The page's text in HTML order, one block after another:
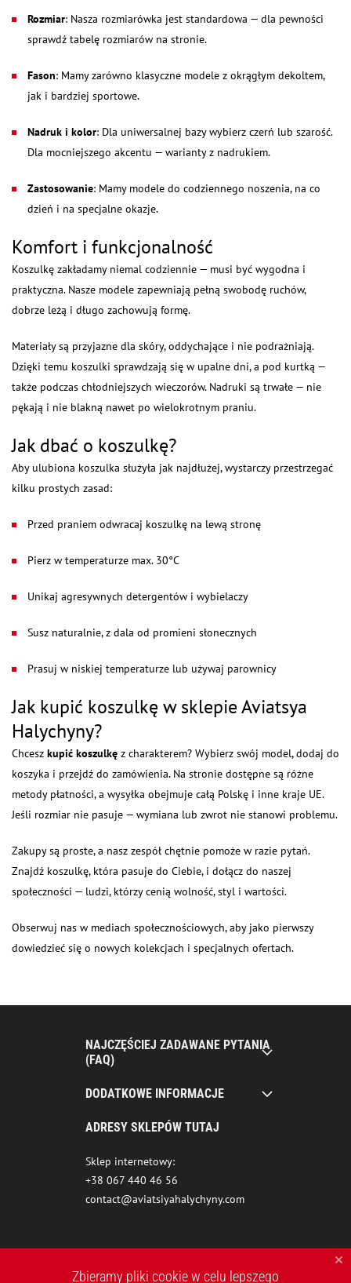
Rozmiar: Nasza rozmiarówka jest standardowa — dla pewności
sprawdź tabelę rozmiarów na stronie.
Fason: Mamy zarówno klasyczne modele z okrągłym dekoltem,
jak i bardziej sportowe.
Nadruk i kolor: Dla uniwersalnej bazy wybierz czerń lub szarość.
Dla mocniejszego akcentu — warianty z nadrukiem.
Zastosowanie: Mamy modele do codziennego noszenia, na co
dzień i na specjalne okazje.
Komfort i funkcjonalność
Koszulkę zakładamy niemal codziennie — musi być wygodna i
praktyczna. Nasze modele zapewniają pełną swobodę ruchów,
dobrze leżą i długo zachowują formę.
Materiały są przyjazne dla skóry, oddychające i nie podrażniają.
Dzięki temu koszulki sprawdzają się w upalne dni, a pod kurtką —
także podczas chłodniejszych wieczorów. Nadruki są trwałe — nie
pękają i nie blakną nawet po wielokrotnym praniu.
Jak dbać o koszulkę?
Aby ulubiona koszulka służyła jak najdłużej, wystarczy przestrzegać
kilku prostych zasad:
Przed praniem odwracaj koszulkę na lewą stronę
Pierz w temperaturze max. 30°C
Unikaj agresywnych detergentów i wybielaczy
Susz naturalnie, z dala od promieni słonecznych
Prasuj w niskiej temperaturze lub używaj parownicy
Jak kupić koszulkę w sklepie Aviatsya
Halychyny?
Chcesz kupić koszulkę z charakterem? Wybierz swój model, dodaj do
koszyka i przejdź do zamówienia. Na stronie dostępne są różne
metody płatności, a wysyłka obejmuje całą Polskę i inne kraje UE.
Jeśli rozmiar nie pasuje — wymiana lub zwrot nie stanowi problemu.
Zakupy są proste, a nasz zespół chętnie pomoże w razie pytań.
Znajdź koszulkę, która pasuje do Ciebie, i dołącz do naszej
społeczności — ludzi, którzy cenią wolność, styl i wartości.
Obserwuj nas w mediach społecznościowych, aby jako pierwszy
dowiedzieć się o nowych kolekcjach i specjalnych ofertach.
NAJCZĘŚCIEJ ZADAWANE PYTANIA
(FAQ)
DODATKOWE INFORMACJE
ADRESY SKLEPÓW TUTAJ
Sklep internetowy:
+38 067 440 46 56
contact@aviatsiyahalychyny.com
Zbieramy pliki cookie w celu lepszego